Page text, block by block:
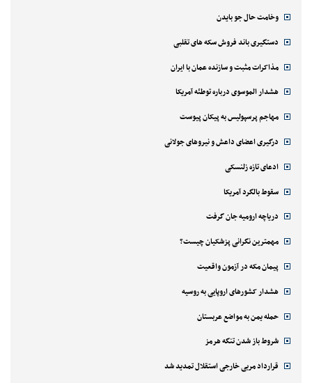
وخامت حال جو بایدن
دستگیری باند فروش سکه های تقلبی
مذاکرات مثبت و سازنده عمان با ایران
هشدار الموسوی درباره توطئه آمریکا
مهاجم پرسپولیس به پیکان پیوست
درگیری اعضای داعش و نیروهای جولانی
ادعای تازه زلنسکی
سقوط بالگرد آمریکا
دریاچه ارومیه جان گرفت
مهمترین نگرانی پزشکیان چیست؟
پیمان مکه در آزمون واقعیت
هشدار کشورهای اروپایی به روسیه
حمله یمن به مواضع عربستان
شروط باز شدن تنگه هرمز
قرارداد مربی خارجی استقلال تمدید شد